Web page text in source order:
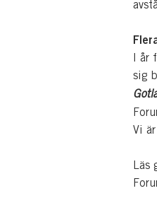
I år
sig
Vi
Läs